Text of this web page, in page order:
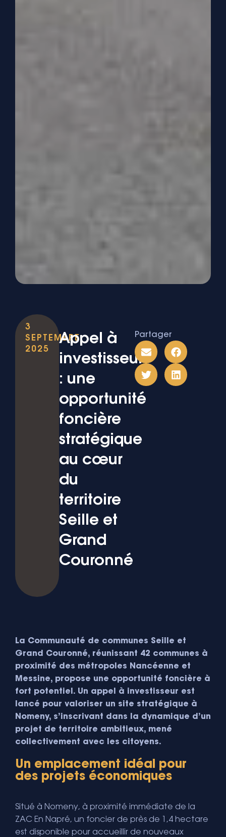
3
SEPTEMBRE
2025
Appel à
investisseur
: une
opportunité
foncière
stratégique
au cœur
du
territoire
Seille et
Grand
Couronné
Partager
La Communauté de communes Seille et
Grand Couronné, réunissant 42 communes à
proximité des métropoles Nancéenne et
Messine, propose une opportunité foncière à
fort potentiel. Un appel à investisseur est
lancé pour valoriser un site stratégique à
Nomeny, s’inscrivant dans la dynamique d’un
projet de territoire ambitieux, mené
collectivement avec les citoyens.
Un emplacement idéal pour
des projets économiques
Situé à Nomeny, à proximité immédiate de la
ZAC En Napré, un foncier de près de 1,4 hectare
est disponible pour accueillir de nouveaux